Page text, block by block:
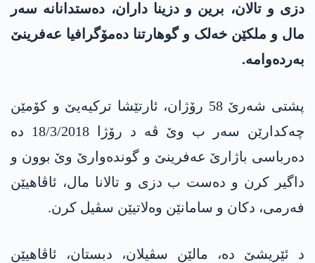
دزی و تالان، برین و دزینا داران، دەستدانانە سەر
مال و ملکێن خەلک و گوھارتنا دەمۆگرافیا عەفرینێ
بەردەوامە.
پشتی شەرێ 58 رۆژان، ئارتێشا ترکیەیێ و کۆمێن
چەکدارێن سەر ب وێ ڤە د رۆژا 18/3/2018 دە
دەرباسی باژارێ عەفرینێ و گوندەوارێ وێ بوون و
داگیر کرن و دەست ب دزی و تالانا مال، ئاڤاھیێن
فەرمی، دکان و سامانێن وەلاتیێن سڤیل کرن.
د ئێریشێ دە، مالێن سڤیلان، دبستان، ئاڤاھیێن